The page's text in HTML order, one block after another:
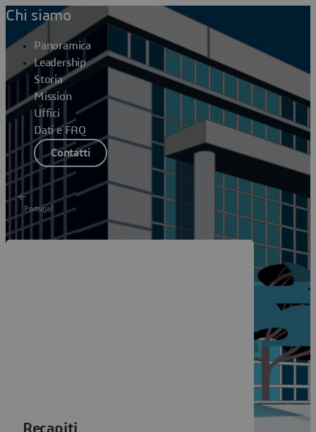
Chi siamo
Panoramica
Leadership
Storia
Mission
Uffici
Dati e FAQ
Contatti
Portugal
Recapiti